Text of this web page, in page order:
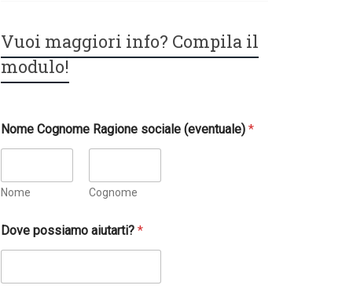
Vuoi maggiori info? Compila il
modulo!
Nome Cognome Ragione sociale (eventuale)*
Nome Cognome
Dove possiamo aiutarti?*